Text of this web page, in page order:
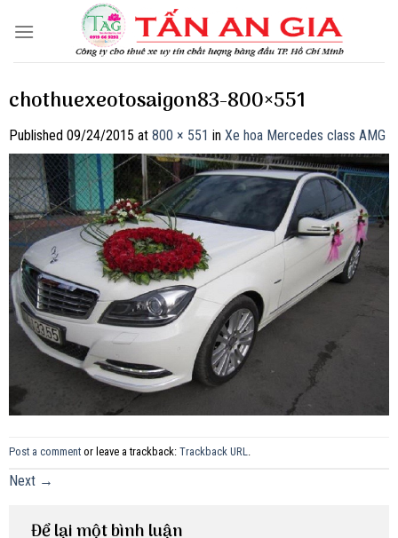
chothuexeotosaigon83-800×551
Published 09/24/2015 at 800 × 551 in Xe hoa Mercedes class AMG
Post a comment or leave a trackback: Trackback URL.
Next →
Để lại một bình luận